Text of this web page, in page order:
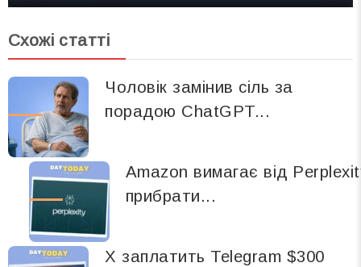
Схожі статті
Чоловік замінив сіль за
порадою ChatGPT...
Amazon вимагає від
прибрати...
X заплатить Telegram $300